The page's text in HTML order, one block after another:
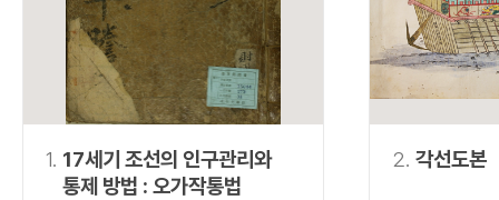
색
정조 OR 정약용 “정조” 또는 “정
NOT 정조 NOT 정약용
“정조”가 나온
료를 검색
동시에 여러 개의 연산자를 사용할 수 있습니다.
1. 17세기 조선의 인구관리와
통제 방법 : 오가작통법
2. 각선도본